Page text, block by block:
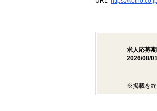
求人応募期
2026/08/
※掲載を終